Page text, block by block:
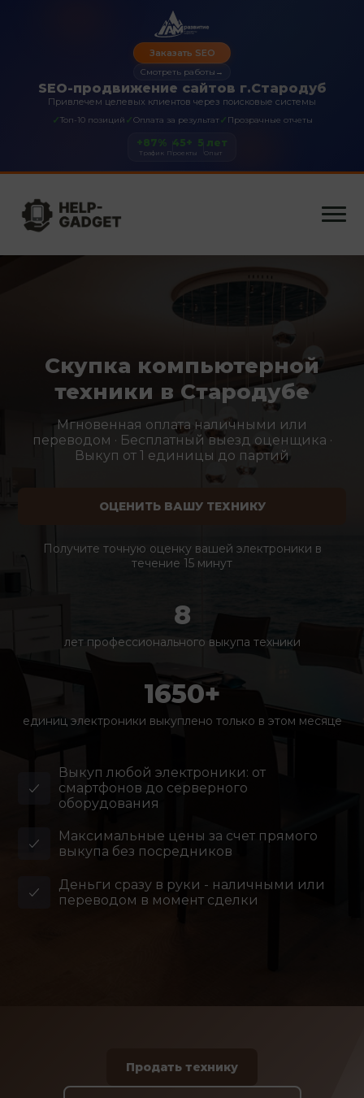
SEO-продвижение сайтов г.Стародуб
Привлечем целевых клиентов через поисковые системы
✓Топ-10 позиций ✓Оплата за результат✓ Прозрачные отчеты
Заказать SEO
Смотреть работы →
+87%
Трафик
45+
Проекты
5 лет
Опыт
Скупка компьютерной
техники в Стародубе
Мгновенная оплата наличными или
переводом · Бесплатный выезд оценщика ·
Выкуп от 1 единицы до партий
ОЦЕНИТЬ ВАШУ ТЕХНИКУ
Получите точную оценку вашей электроники в
течение 15 минут
8
лет профессионального выкупа техники
1650+
единиц электроники выкуплено только в этом месяце
Выкуп любой электроники: от
смартфонов до серверного
оборудования
Максимальные цены за счет прямого
выкупа без посредников
Деньги сразу в руки - наличными или
переводом в момент сделки
Продать технику